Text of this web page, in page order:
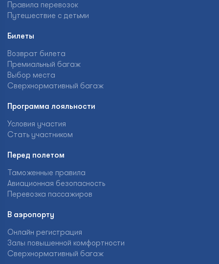
Правила перевозок
Путешествие с детьми
Билеты
Возврат билета
Премиальный багаж
Выбор места
Сверхнормативный багаж
Программа лояльности
Условия участия
Стать участником
Перед полетом
Таможенные правила
Авиационная безопасность
Перевозка пассажиров
В аэропорту
Онлайн регистрация
Залы повышенной комфортности
Сверхнормативный багаж